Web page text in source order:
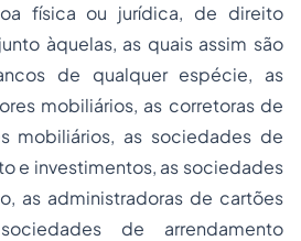
física ou jurídica, de direito
àquelas, as quais assim são
de qualquer espécie, as
mobiliários, as corretoras de
mobiliários, as sociedades de
e investimentos, as sociedades
as administradoras de cartões
de arrendamento